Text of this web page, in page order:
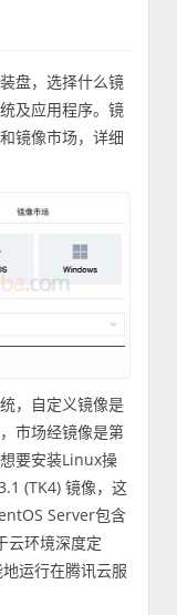
盘，选择什么镜
及应用程序。镜
镜像市场，详细
，自定义镜像是
市场经镜像是第
要安装Linux操
(TK4) 镜像，这
Server包含
云环境深度定
运行在腾讯云服